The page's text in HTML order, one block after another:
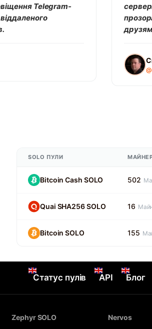
Telegram-
SOLO ПУЛИ
Bitcoin Cash SOLO 502
Quai SHA256 SOLO 16
Bitcoin SOLO 155
Статус пулів API Блог
Zephyr SOLO Nervos